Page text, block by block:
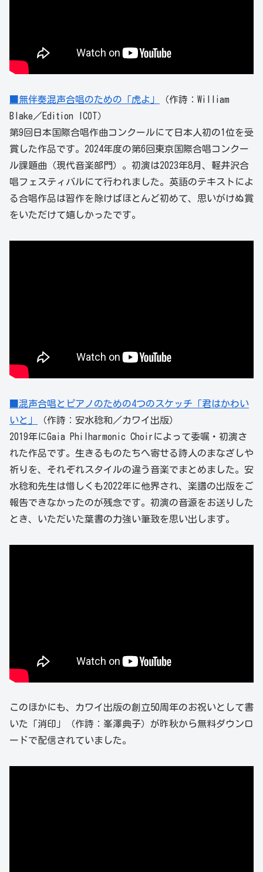
■無伴奏混声合唱のための「虎よ」
（作詩：William
Blake／Edition ICOT）
第9回日本国際合唱作曲コンクールにて日本人初の1位を受
賞した作品です。2024年度の第6回東京国際合唱コンクー
ル課題曲（現代音楽部門）。初演は2023年8月、軽井沢合
唱フェスティバルにて行われました。英語のテキストによ
る合唱作品は習作を除けばほとんど初めて、思いがけぬ賞
をいただけて嬉しかったです。
■混声合唱とピアノのための4つのスケッチ「君はかわい
いと」
（作詩：安水稔和／カワイ出版）
2019年にGaia Philharmonic Choirによって委嘱・初演さ
れた作品です。生きるものたちへ寄せる詩人のまなざしや
祈りを、それぞれスタイルの違う音楽でまとめました。安
水稔和先生は惜しくも2022年に他界され、楽譜の出版をご
報告できなかったのが残念です。初演の音源をお送りした
とき、いただいた葉書の力強い筆致を思い出します。
このほかにも、カワイ出版の創立50周年のお祝いとして書
いた「消印」（作詩：峯澤典子）が昨秋から無料ダウンロ
ードで配信されていました。